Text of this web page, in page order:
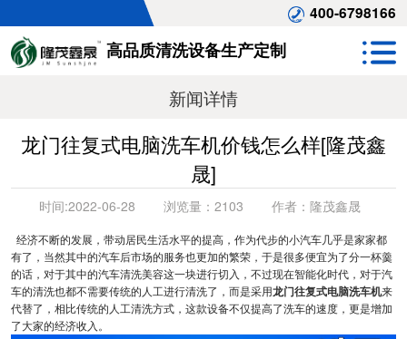
400-6798166
高品质清洗设备生产定制
新闻详情
龙门往复式电脑洗车机价钱怎么样[隆茂鑫
晟]
时间:2022-06-28 浏览量： 2103 作者： 隆茂鑫晟
经济不断的发展，带动居民生活水平的提高，作为代步的小汽车几乎是家家都
有了，当然其中的汽车后市场的服务也更加的繁荣，于是很多便宜为了分一杯羹
的话，对于其中的汽车清洗美容这一块进行切入，不过现在智能化时代，对于汽
车的清洗也都不需要传统的人工进行清洗了，而是采用龙门往复式电脑洗车机来
代替了，相比传统的人工清洗方式，这款设备不仅提高了洗车的速度，更是增加
了大家的经济收入。